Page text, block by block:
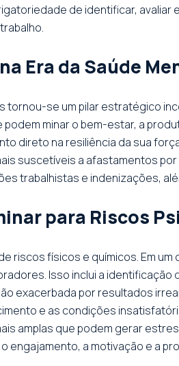
de identificar,
Era da Saúde
se um pilar estratégico
minar o bem-estar, a
direto na resiliência da sua
suscetíveis a afastamentos
trabalhistas e indenizações,
para Riscos
riscos físicos e químicos. Em
Isso inclui a
exacerbada por resultados
e as condições
amplas que podem gerar
a motivação e a